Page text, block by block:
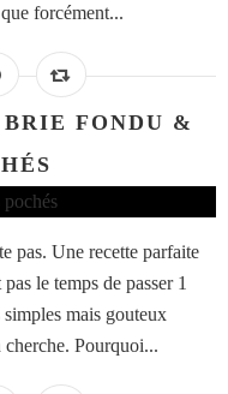
forcément...
FONDU &
pas. Une recette parfaite
le temps de passer 1
mais gouteux
cherche. Pourquoi...